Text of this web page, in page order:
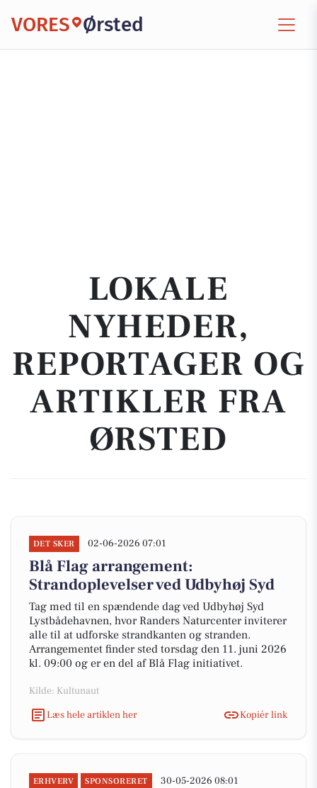
VORES Ørsted
LOKALE
NYHEDER,
REPORTAGER OG
ARTIKLER FRA
ØRSTED
DET SKER 02-06-2026 07:01
Blå Flag arrangement:
Strandoplevelser ved Udbyhøj Syd
Tag med til en spændende dag ved Udbyhøj Syd
Lystbådehavnen, hvor Randers Naturcenter inviterer
alle til at udforske strandkanten og stranden.
Arrangementet finder sted torsdag den 11. juni 2026
kl. 09:00 og er en del af Blå Flag initiativet.
Kilde: Kultunaut
Læs hele artiklen her
Kopiér link
ERHVERV SPONSORERET 30-05-2026 08:01